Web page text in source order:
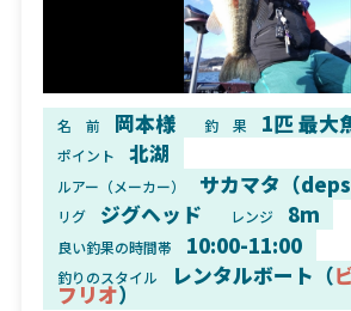
名 前 岡本様 釣 果 1匹 最大
ポイント 北湖
ルアー（メーカー） サカマタ（
リグ ジグヘッド レンジ 8m
良い釣果の時間帯 10:00-11:00
釣りのスタイル レンタルボート（
フリオ）